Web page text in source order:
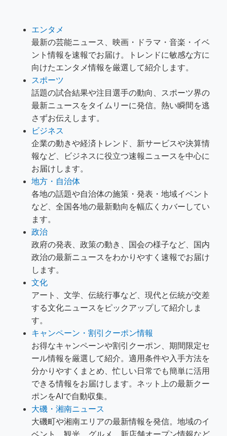
エンタメ
最新の芸能ニュース、映画・ドラマ・音楽・イベ
ント情報を速報でお届け。トレンドに敏感な方に
向けたエンタメ情報を厳選して紹介します。
スポーツ
話題の試合結果や注目選手の動向、スポーツ界の
最新ニュースをタイムリーに発信。熱い瞬間を逃
さずお伝えします。
ビジネス
企業の動きや経済トレンド、新サービスや決算情
報など、ビジネスに役立つ速報ニュースを中心に
お届けします。
地方・自治体
各地の話題や自治体の施策・発表・地域イベント
など、全国各地の最新動向を幅広くカバーしてい
ます。
政治
政府の発表、政策の動き、国会の様子など、国内
政治の最新ニュースをわかりやすく速報でお届け
します。
文化
アート、文学、伝統行事など、現代と伝統が交差
する文化ニュースをピックアップして紹介しま
す。
キャンペーン・割引クーポン情報
お得なキャンペーンや割引クーポン、期間限定セ
ール情報を厳選して紹介。適用条件や入手方法を
分かりやすくまとめ、忙しい日常でも簡単に活用
できる情報をお届けします。ネット上の最新クー
ポンをAIで自動収集。
大磯・湘南ニュース
大磯町や湘南エリアの最新情報を発信。地域のイ
ベント、観光、グルメ、新店舗オープン情報など